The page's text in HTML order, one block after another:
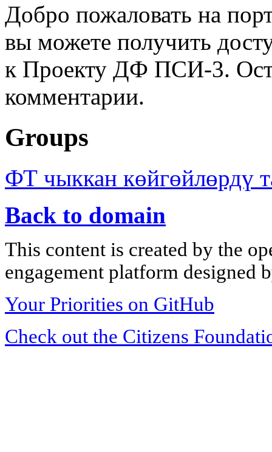
Добро пожаловать на
вы можете получить
к Проекту ДФ ПСИ-3.
комментарии.
Groups
ФТ чыккан көйгөйлөрдү
Back to domain
This content is created by the
engagement platform designed
Your Priorities on GitHub
Check out the Citizens